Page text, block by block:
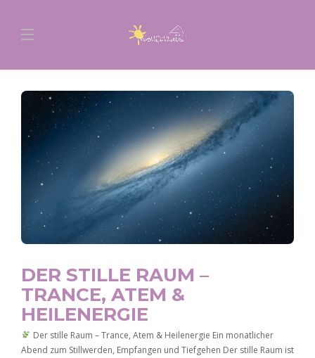
DER STILLE RAUM –
TRANCE, ATEM &
HEILENERGIE
Der stille Raum – Trance, Atem & Heilenergie Ein monatlicher
Abend zum Stillwerden, Empfangen und Tiefgehen Der stille Raum ist